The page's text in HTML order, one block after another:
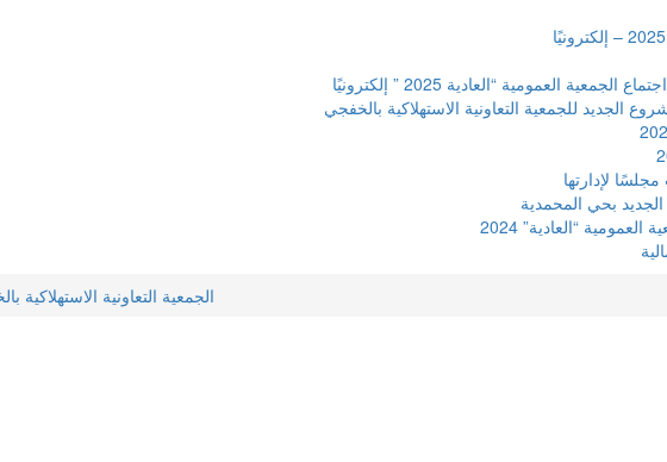
العمومية “العادية 2025 ” إلكترونيًا
الجديد للجمعية التعاونية الاستهلاكية بالخفجي
لإدارتها
بحي المحمدية
“العادية” 2024
الجمعية التعاونية الاستهلاكية